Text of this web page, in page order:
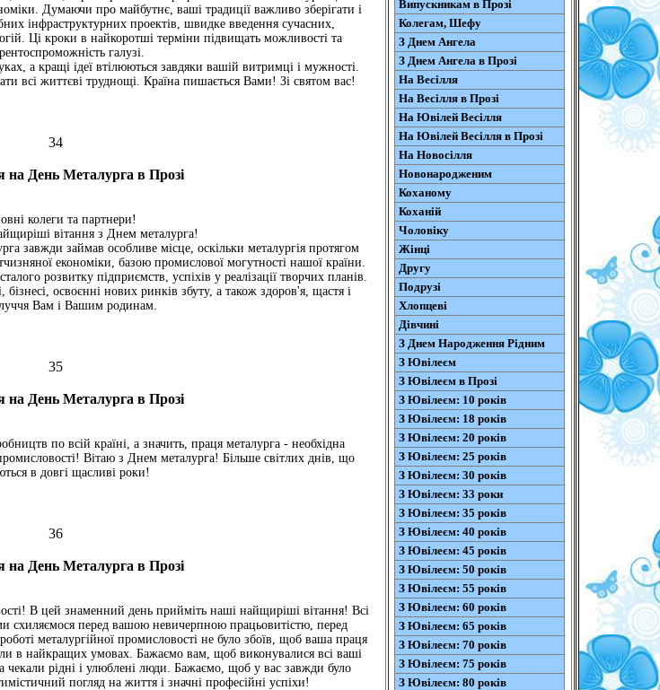
Думаючи про майбутнє, ваші традиції важливо зберігати і
інфраструктурних проектів, швидке введення сучасних,
Ці кроки в найкоротші терміни підвищать можливості та
галузі.
а кращі ідеї втілюються завдяки вашій витримці і мужності.
всі життєві труднощі. Країна пишається Вами! Зі святом вас!
34
на День Металурга в Прозі
колеги та партнери!
вітання з Днем металурга!
завжди займав особливе місце, оскільки металургія протягом
економіки, базою промислової могутності нашої країни.
розвитку підприємств, успіхів у реалізації творчих планів.
освоєнні нових ринків збуту, а також здоров'я, щастя і
Вам і Вашим родинам.
35
на День Металурга в Прозі
по всій країні, а значить, праця металурга - необхідна
Вітаю з Днем металурга! Більше світлих днів, що
в довгі щасливі роки!
36
на День Металурга в Прозі
В цей знаменний день прийміть наші найщиріші вітання! Всі
схиляємося перед вашою невичерпною працьовитістю, перед
металургійної промисловості не було збоїв, щоб ваша праця
в найкращих умовах. Бажаємо вам, щоб виконувалися всі ваші
чекали рідні і улюблені люди. Бажаємо, щоб у вас завжди було
погляд на життя і значні професійні успіхи!
Випускникам в Прозі
Колегам, Шефу
З Днем Ангела
З Днем Ангела в Прозі
На Весілля
На Весілля в Прозі
На Ювілей Весілля
На Ювілей Весілля в Прозі
На Новосілля
Новонародженим
Коханому
Коханій
Чоловіку
Жінці
Другу
Подрузі
Хлопцеві
Дівчині
З Днем Народження Рідним
З Ювілеєм
З Ювілеєм в Прозі
З Ювілеєм: 10 років
З Ювілеєм: 18 років
З Ювілеєм: 20 років
З Ювілеєм: 25 років
З Ювілеєм: 30 років
З Ювілеєм: 33 роки
З Ювілеєм: 35 років
З Ювілеєм: 40 років
З Ювілеєм: 45 років
З Ювілеєм: 50 років
З Ювілеєм: 55 років
З Ювілеєм: 60 років
З Ювілеєм: 65 років
З Ювілеєм: 70 років
З Ювілеєм: 75 років
З Ювілеєм: 80 років